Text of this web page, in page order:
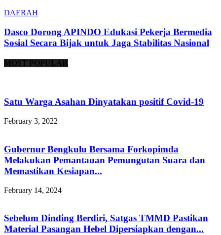
DAERAH
Dasco Dorong APINDO Edukasi Pekerja Bermedia
Sosial Secara Bijak untuk Jaga Stabilitas Nasional
MOST POPULAR
Satu Warga Asahan Dinyatakan positif Covid-19
February 3, 2022
Gubernur Bengkulu Bersama Forkopimda
Melakukan Pemantauan Pemungutan Suara dan
Memastikan Kesiapan...
February 14, 2024
Sebelum Dinding Berdiri, Satgas TMMD Pastikan
Material Pasangan Hebel Dipersiapkan dengan...